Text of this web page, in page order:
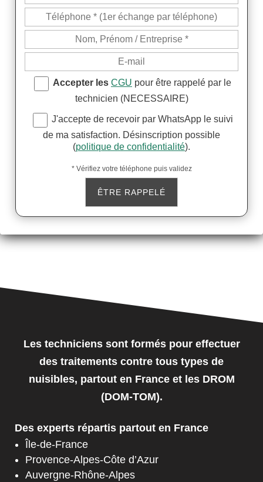
Accepter les CGU pour être rappelé par le
technicien (NECESSAIRE)
J'accepte de recevoir par WhatsApp le suivi
de ma satisfaction. Désinscription possible
(politique de confidentialité).
* Vérifiez votre téléphone puis validez
Les techniciens sont formés pour effectuer
des traitements contre tous types de
nuisibles, partout en France et les DROM
(DOM-TOM).
Des experts répartis partout en France
Île-de-France
Provence-Alpes-Côte d’Azur
Auvergne-Rhône-Alpes